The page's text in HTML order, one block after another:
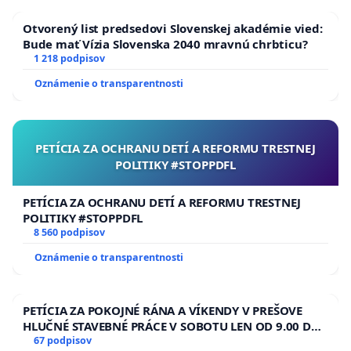
4. Aktívne zapojenie verejnosti do rozhodovania o
využívaní verejných priestranstiev a finančných
zdrojov v meste Piešťany.
Táto petícia je podaná v súlade so zákonom č.
85/1990 Zb. o petičnom práve. Podpisom
vyjadrujeme svoj názor a záujem o zachovanie
kultúrneho a prírodného dedičstva mesta.
Otvorený list predsedovi Slovenskej akadémie vied:
Bude mať Vízia Slovenska 2040 mravnú chrbticu?
1 218 podpisov
Oznámenie o transparentnosti
PETÍCIA ZA OCHRANU DETÍ A REFORMU TRESTNEJ
POLITIKY #STOPPDFL
PETÍCIA ZA OCHRANU DETÍ A REFORMU TRESTNEJ
POLITIKY #STOPPDFL
8 560 podpisov
Oznámenie o transparentnosti
PETÍCIA ZA POKOJNÉ RÁNA A VÍKENDY V PREŠOVE
HLUČNÉ STAVEBNÉ PRÁCE V SOBOTU LEN OD 9.00 DO
13.00 HOD., CEZ PRACOVNÝ TÝŽDEŇ CIEĽ 8.00 – 18.00
67 podpisov